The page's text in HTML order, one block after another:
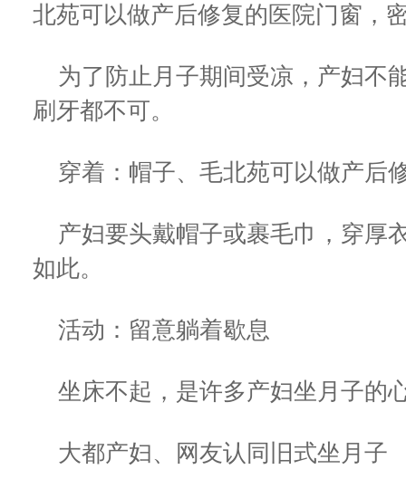
北苑可以做产后修复的医院门窗，
为了防止月子期间受凉，产妇不
刷牙都不可。
穿着：帽子、毛北苑可以做产后
产妇要头戴帽子或裹毛巾，穿厚
如此。
活动：留意躺着歇息
坐床不起，是许多产妇坐月子的
大都产妇、网友认同旧式坐月子